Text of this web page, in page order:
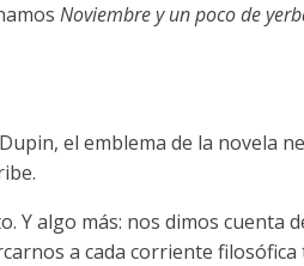
Noviembre y un poco de
el emblema de la novela
Y algo más: nos dimos cuenta
a cada corriente